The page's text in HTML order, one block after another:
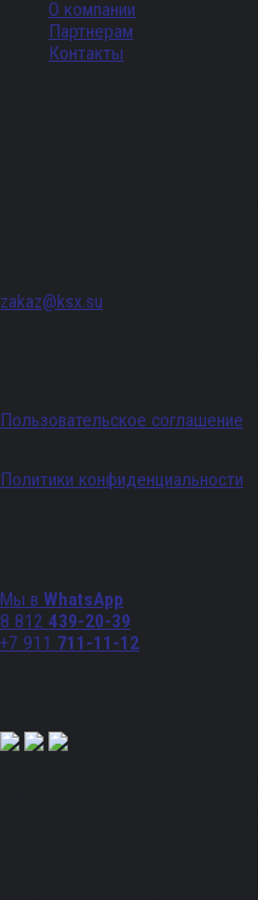
О компании
Партнерам
Контакты
zakaz@ksx.su
Пользовательское соглашение
Политики конфиденциальности
Мы в WhatsApp
8 812 439-20-39
+7 911 711-11-12